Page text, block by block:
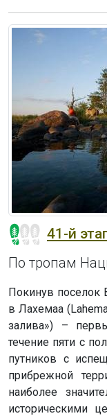
41-й
По тропам
Покинув поселок
в Лахемаа
залива») –
течение пяти с
путников с
прибрежной
наиболее
историческими